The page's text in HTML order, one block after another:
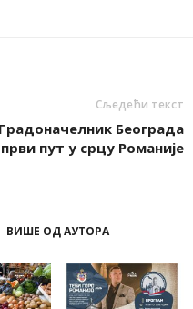
Сљедећи текст
Градоначелник Београда
први пут у срцу Романије
ВИШЕ ОД АУТОРА